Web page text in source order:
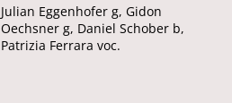
Julian Eggenhofer g, Gidon
Oechsner g, Daniel Schober b,
Patrizia Ferrara voc.